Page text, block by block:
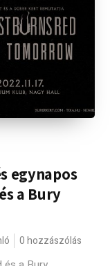
egynapos
a Bury
0 hozzászólás